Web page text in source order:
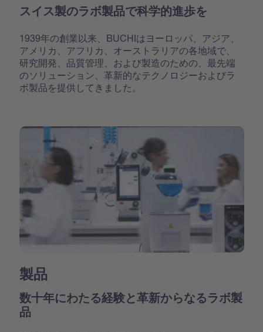
スイス製のラボ製品で科学的進歩を
1939年の創業以来、BUCHIはヨーロッパ、アジア、
アメリカ、アフリカ、オーストラリアの各地域で、
研究開発、品質管理、および製造のための、最先端
のソリューション、革新的なテクノロジーおよびラ
ボ製品を提供してきました。
製品
数十年にわたる経験と革新からなるラボ製
品